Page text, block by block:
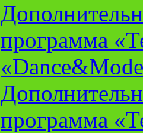
программа
программа